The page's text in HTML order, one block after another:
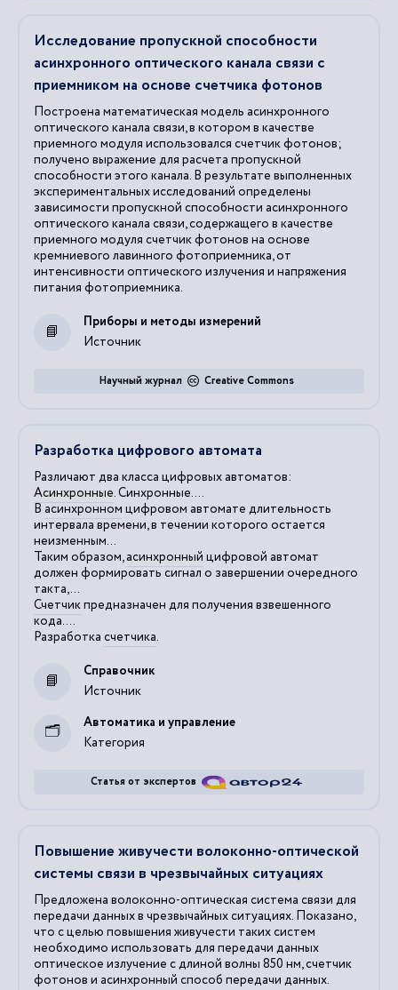
Исследование пропускной способности
асинхронного оптического канала связи с
приемником на основе счетчика фотонов
Построена математическая модель асинхронного
оптического канала связи, в котором в качестве
приемного модуля использовался счетчик фотонов;
получено выражение для расчета пропускной
способности этого канала. В результате выполненных
экспериментальных исследований определены
зависимости пропускной способности асинхронного
оптического канала связи, содержащего в качестве
приемного модуля счетчик фотонов на основе
кремниевого лавинного фотоприемника, от
интенсивности оптического излучения и напряжения
питания фотоприемника.
Источник
Приборы и методы измерений
Creative Commons
Научный журнал
Разработка цифрового автомата
Различают два класса цифровых автоматов:
Асинхронные. Синхронные....
Васинхронном цифровом автомате длительность
интервала времени, в течении которого остается
неизменным...
Таким образом,асинхронный цифровой автомат
должен формировать сигнал о завершении очередного
такта,...
Счетчикпредназначен для получения взвешенного
кода....
Разработка счетчика.
Источник
Справочник
Категория
Автоматика и управление
Статья от экспертов
Повышение живучести волоконно-оптической
системы связи в чрезвычайных ситуациях
Предложена волоконно-оптическая система связи для
передачи данных в чрезвычайных ситуациях. Показано,
что с целью повышения живучести таких систем
необходимо использовать для передачи данных
оптическое излучение с длиной волны 850 нм, счетчик
фотонов и асинхронный способ передачи данных.